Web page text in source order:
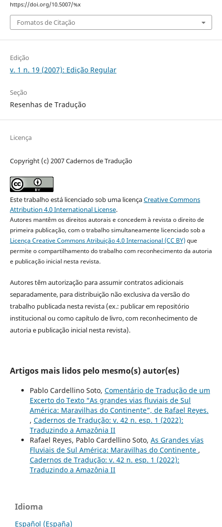
https://doi.org/10.5007/%x
Fomatos de Citação
Edição
v. 1 n. 19 (2007): Edição Regular
Seção
Resenhas de Tradução
Licença
Copyright (c) 2007 Cadernos de Tradução
Este trabalho está licenciado sob uma licençaCreative Commons
Attribution 4.0 International License.
Autores mantêm os direitos autorais e concedem à revista o direito de
primeira publicação, com o trabalho simultaneamente licenciado sob a
Licença Creative Commons Atribuição 4.0 Internacional (CC BY)que
permite o compartilhamento do trabalho com reconhecimento da autoria
e publicação inicial nesta revista.
Autores têm autorização para assumir contratos adicionais
separadamente, para distribuição não exclusiva da versão do
trabalho publicada nesta revista (ex.: publicar em repositório
institucional ou como capítulo de livro, com reconhecimento de
autoria e publicação inicial nesta revista).
Artigos mais lidos pelo mesmo(s) autor(es)
Pablo Cardellino Soto, Comentário de Tradução de um
Excerto do Texto “As grandes vias fluviais de Sul
América: Maravilhas do Continente”, de Rafael Reyes.
, Cadernos de Tradução: v. 42 n. esp. 1 (2022):
Traduzindo a Amazônia II
Rafael Reyes, Pablo Cardellino Soto, As Grandes vías
Fluviais de Sul América: Maravilhas do Continente ,
Cadernos de Tradução: v. 42 n. esp. 1 (2022):
Traduzindo a Amazônia II
Idioma
Español (España)